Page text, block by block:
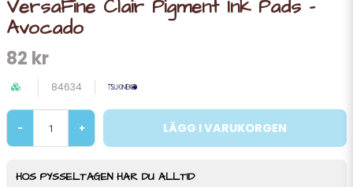
VersaFine Clair Pigment Ink Pads -
Avocado
82 kr
84634
- + LÄGG I VARUKORGEN
HOS PYSSELTAGEN HAR DU ALLTID